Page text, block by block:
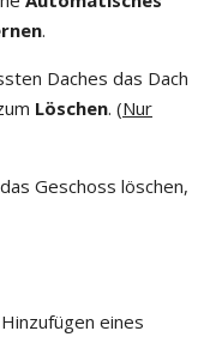
.
Daches das Dach
Löschen. (Nur
Geschoss löschen,
eines